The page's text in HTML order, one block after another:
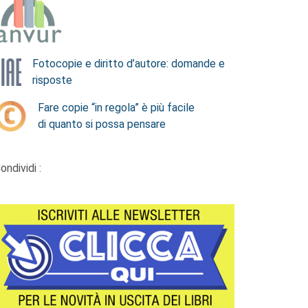
Fotocopie e diritto d’autore: domande e
risposte
Fare copie “in regola” è più facile
di quanto si possa pensare
: